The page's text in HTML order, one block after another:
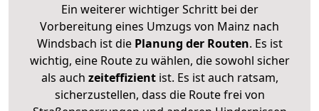
Ein weiterer wichtiger Schritt bei der
Vorbereitung eines Umzugs von Mainz nach
Windsbach ist diePlanung der Routen. Es ist
wichtig, eine Route zu wählen, die sowohl sicher
als auch zeiteffizientist. Es ist auch ratsam,
sicherzustellen, dass die Route frei von